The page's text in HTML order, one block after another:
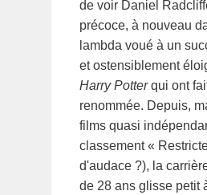
de voir Daniel
précoce, à nouveau
lambda voué à un
et ostensiblement
Harry Potterqui ont
renommée. Depuis,
films quasi
classement «
d'audace ?), la
de 28 ans glisse petit